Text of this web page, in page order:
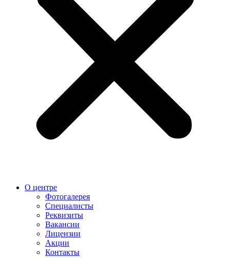
О центре
Фотогалерея
Специалисты
Реквизиты
Вакансии
Лицензии
Акции
Контакты